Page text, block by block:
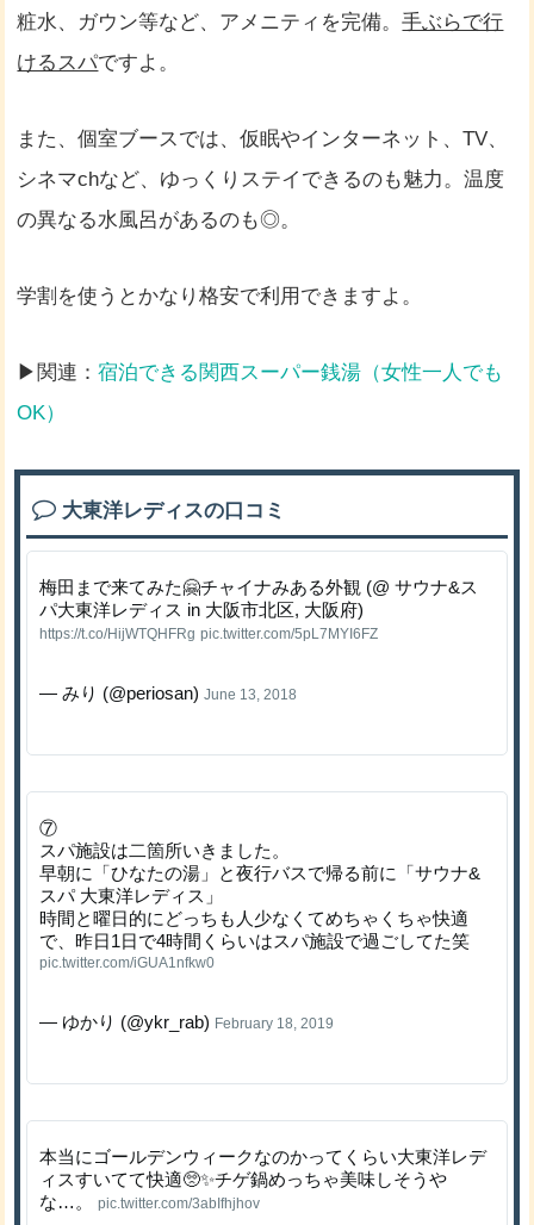
粧水、ガウン等など、アメニティを完備。手ぶらで行
けるスパですよ。
また、個室ブースでは、仮眠やインターネット、TV、
シネマchなど、ゆっくりステイできるのも魅力。温度
の異なる水風呂があるのも◎。
学割を使うとかなり格安で利用できますよ。
▶関連：宿泊できる関西スーパー銭湯（女性一人でも
OK）
大東洋レディスの口コミ
梅田まで来てみた🤗チャイナみある外観 (@ サウナ&ス
パ大東洋レディス in 大阪市北区, 大阪府)
https://t.co/HijWTQHFRg pic.twitter.com/5pL7MYI6FZ
— みり (@periosan)June 13, 2018
⑦
スパ施設は二箇所いきました。
早朝に「ひなたの湯」と夜行バスで帰る前に「サウナ&
スパ 大東洋レディス」
時間と曜日的にどっちも人少なくてめちゃくちゃ快適
で、昨日1日で4時間くらいはスパ施設で過ごしてた笑
pic.twitter.com/iGUA1nfkw0
— ゆかり (@ykr_rab) February 18, 2019
本当にゴールデンウィークなのかってくらい大東洋レデ
ィスすいてて快適🥺✨チゲ鍋めっちゃ美味しそうや
な…。pic.twitter.com/3abIfhjhov